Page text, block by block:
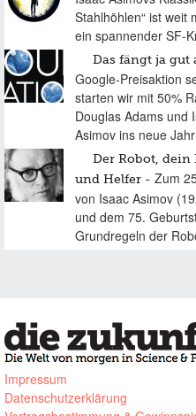
Stahlhöhlen“ ist weit
ein spannender SF-
Das fängt ja gut
Google-Preisaktion
starten wir mit 50%
Douglas Adams und
Asimov ins neue Jahr
Der Robot, dein
und Helfer
Zum
von Isaac Asimov
und dem 75.
Grundregeln der
Impressum
Datenschutzerklärung